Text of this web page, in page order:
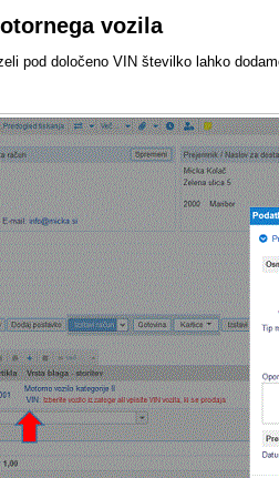
vozila
pod določeno VIN številko lahko